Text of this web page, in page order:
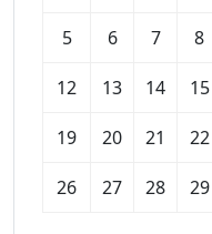
5 6 7 8
12 13 14 15
19 20 21 22
26 27 28 29